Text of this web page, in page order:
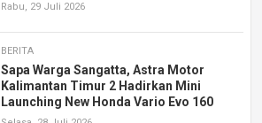
Rabu, 29 Juli 2026
BERITA
Sapa Warga Sangatta, Astra Motor
Kalimantan Timur 2 Hadirkan Mini
Launching New Honda Vario Evo 160